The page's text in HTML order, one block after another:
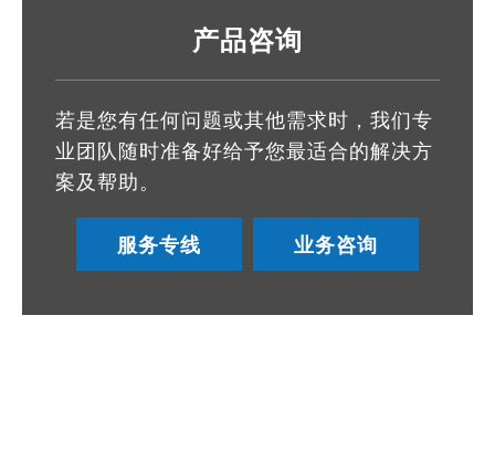
产品咨询
若是您有任何问题或其他需求时，我们专
业团队随时准备好给予您最适合的解决方
案及帮助。
服务专线 业务咨询